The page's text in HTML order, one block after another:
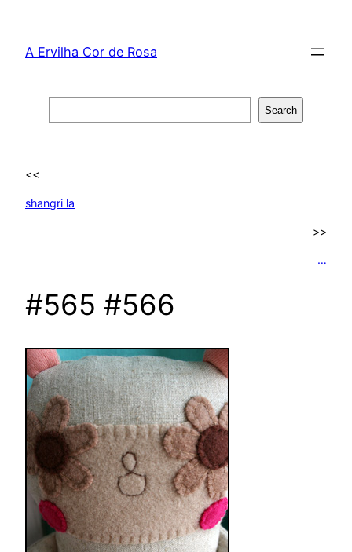
content
A Ervilha Cor de Rosa
Search
<<
shangri la
>>
…
#565 #566